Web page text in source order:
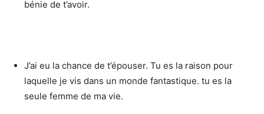
bénie de t’avoir.
J’ai eu la chance de t’épouser. Tu es la raison pour
laquelle je vis dans un monde fantastique. tu es la
seule femme de ma vie.